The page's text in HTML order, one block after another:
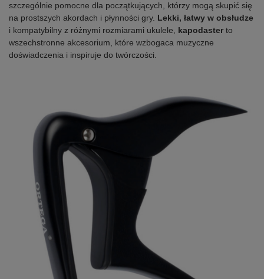
szczególnie pomocne dla początkujących, którzy mogą skupić się
na prostszych akordach i płynności gry. Lekki, łatwy w obsłudze
i kompatybilny z różnymi rozmiarami ukulele, kapodaster to
wszechstronne akcesorium, które wzbogaca muzyczne
doświadczenia i inspiruje do twórczości.